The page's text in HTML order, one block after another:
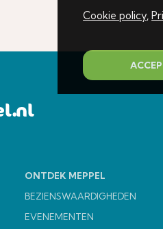
Cookie policy,
ONTDEK MEPPEL
BEZIENSWAARDIGHEDEN
EVENEMENTEN